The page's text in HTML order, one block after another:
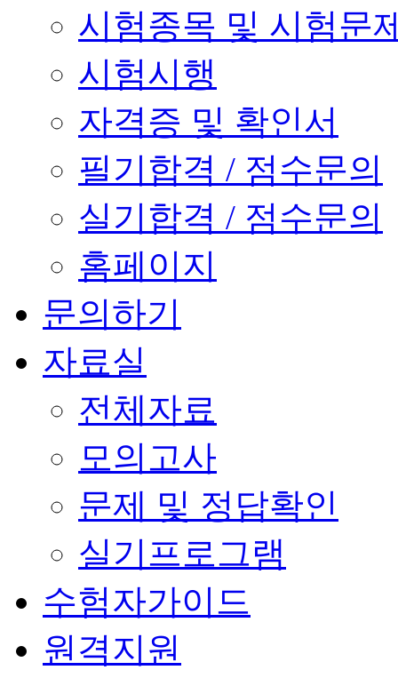
시험종목 및 시험문
시험시행
자격증 및 확인서
필기합격 / 점수문의
실기합격 / 점수문의
홈페이지
문의하기
자료실
전체자료
모의고사
문제 및 정답확인
실기프로그램
수험자가이드
원격지원